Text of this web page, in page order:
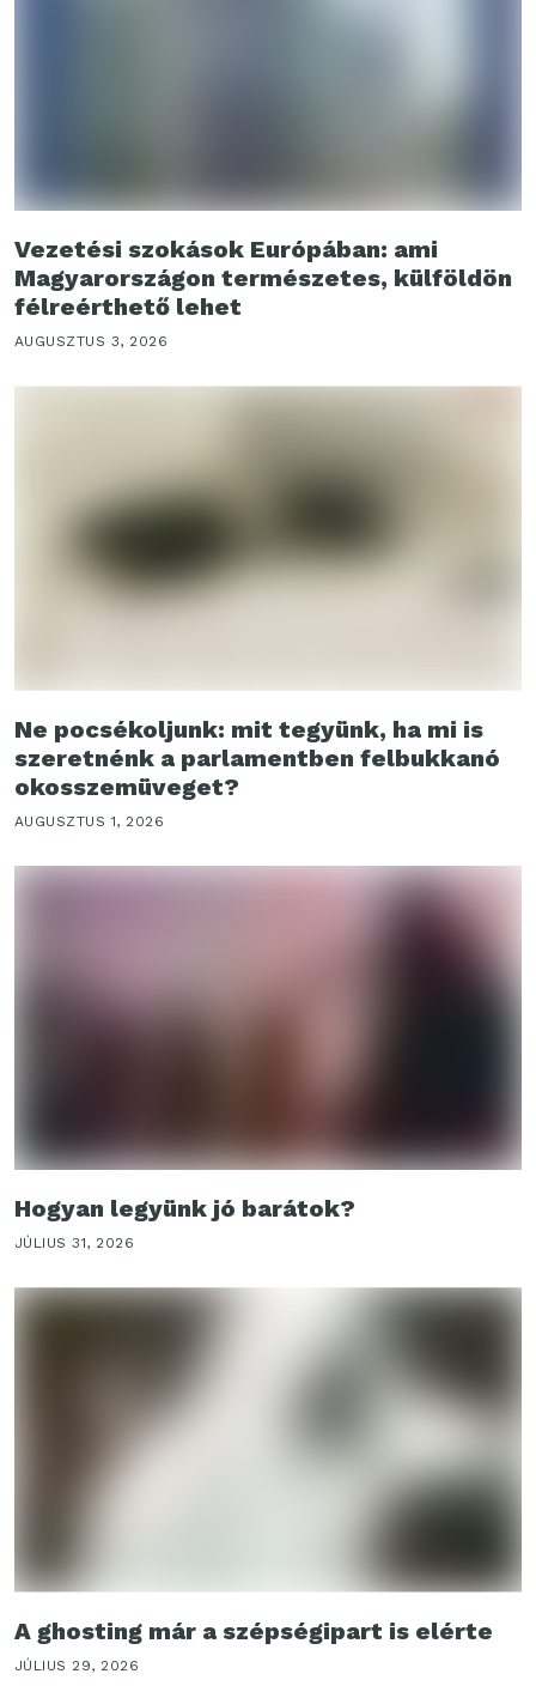
Vezetési szokások Európában: ami
Magyarországon természetes, külföldön
félreérthető lehet
AUGUSZTUS 3, 2026
Ne pocsékoljunk: mit tegyünk, ha mi is
szeretnénk a parlamentben felbukkanó
okosszemüveget?
AUGUSZTUS 1, 2026
Hogyan legyünk jó barátok?
JÚLIUS 31, 2026
A ghosting már a szépségipart is elérte
JÚLIUS 29, 2026